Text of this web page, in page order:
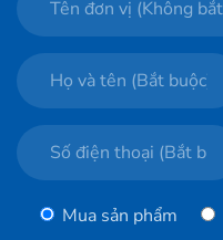
Mua sản phẩm